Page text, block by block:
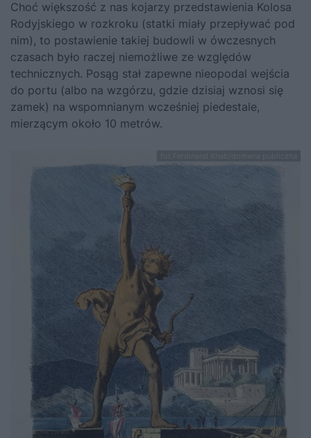
Choć większość z nas kojarzy przedstawienia Kolosa
Rodyjskiego w rozkroku (statki miały przepływać pod
nim), to postawienie takiej budowli w ówczesnych
czasach było raczej niemożliwe ze względów
technicznych. Posąg stał zapewne nieopodal wejścia
do portu (albo na wzgórzu, gdzie dzisiaj wznosi się
zamek) na wspomnianym wcześniej piedestale,
mierzącym około 10 metrów.